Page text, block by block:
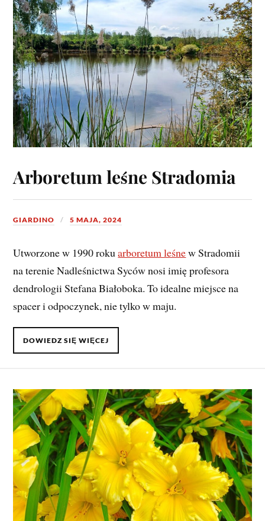
Arboretum leśne Stradomia
GIARDINO 5 MAJA, 2024
Utworzone w 1990 rokuarboretum leśnew Stradomii
na terenie Nadleśnictwa Syców nosi imię profesora
dendrologii Stefana Białoboka. To idealne miejsce na
spacer i odpoczynek, nie tylko w maju.
DOWIEDZ SIĘ WIĘCEJ